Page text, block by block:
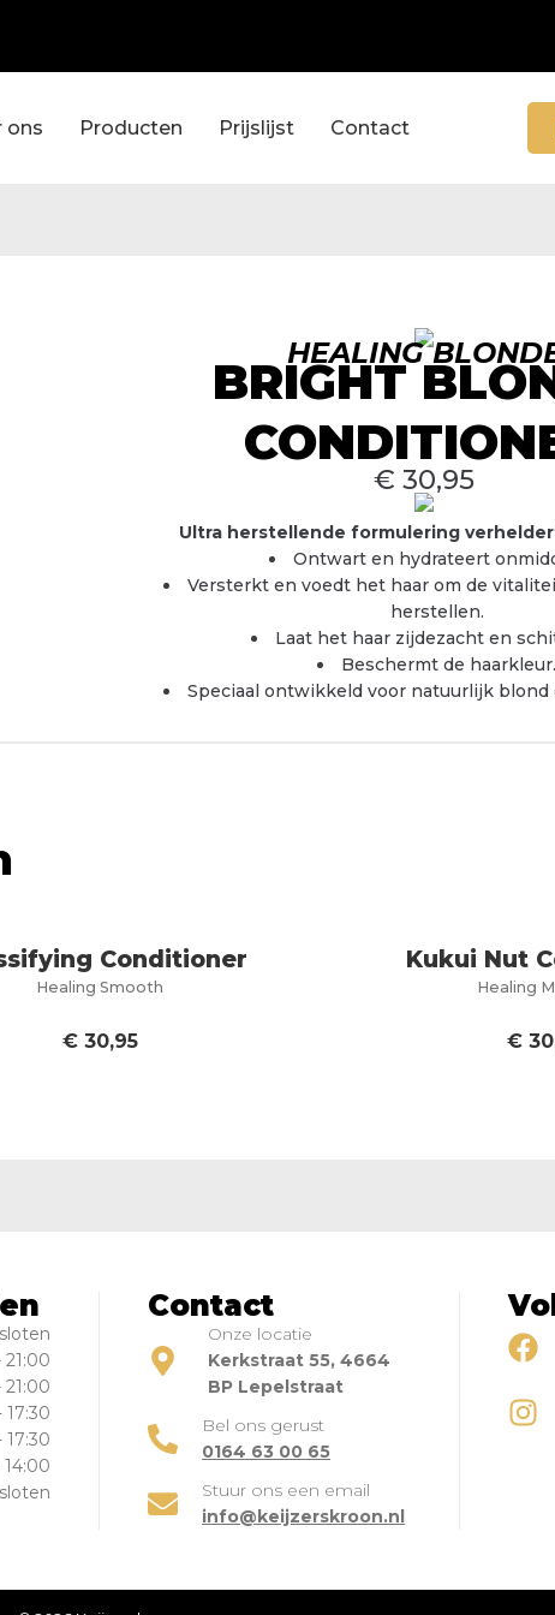
ons Producten Prijslijst Contact
HEALING
BRIGHT
€ 30,95
Ultra herstellende formulering
Ontwart en hydrateert
Versterkt en voedt het haar om de
herstellen.
Laat het haar zijdezacht en
Beschermt de haarkleur.
Speciaal ontwikkeld voor natuurlijk blond
Conditioner
Healing Smooth
€30,95
Kukui Nut
Healing
€
17:30
17:30
Contact
Onze locatie
Kerkstraat 55, 4664
BP Lepelstraat
Bel ons gerust
0164 63 00 65
Stuur ons een email
info@keijzerskroon.nl